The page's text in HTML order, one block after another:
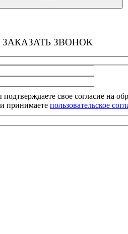
ЗАКАЗАТЬ ЗВОНОК
свое согласие на
принимаете пользовательское